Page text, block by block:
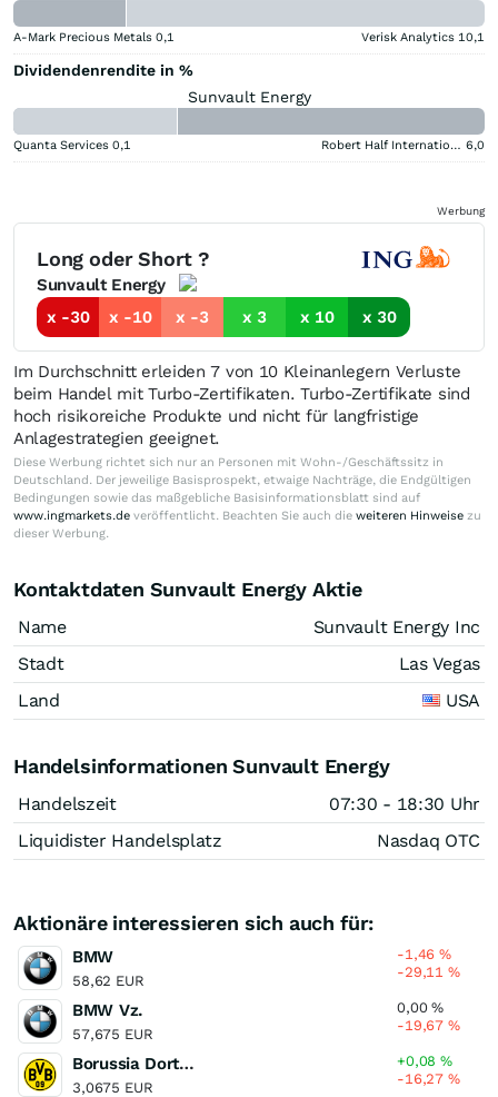
A-Mark Precious Metals 0,1 Verisk Analytics 10,1
Dividendenrendite in %
Sunvault Energy
Quanta Services 0,1 Robert Half International 6,0
Werbung
Long oder Short ?
Sunvault Energy
x -30
x -10 x -3 x 3 x 10 x 30
Im Durchschnitt erleiden 7 von 10 Kleinanlegern Verluste
beim Handel mit Turbo-Zertifikaten. Turbo-Zertifikate sind
hoch risikoreiche Produkte und nicht für langfristige
Anlagestrategien geeignet.
Diese Werbung richtet sich nur an Personen mit Wohn-/Geschäftssitz in
Deutschland. Der jeweilige Basisprospekt, etwaige Nachträge, die Endgültigen
Bedingungen sowie das maßgebliche Basisinformationsblatt sind auf
www.ingmarkets.de veröffentlicht. Beachten Sie auch die weiteren Hinweise zu
dieser Werbung.
Kontaktdaten Sunvault Energy Aktie
Name
Sunvault Energy Inc
Stadt
Las Vegas
Land
USA
Handelsinformationen Sunvault Energy
Handelszeit
07:30 - 18:30 Uhr
Liquidister Handelsplatz
Nasdaq OTC
Aktionäre interessieren sich auch für:
BMW
58,62 EUR
-1,46%
-29,11%
BMW Vz.
57,675 EUR
0,00%
-19,67%
Borussia Dortmund
3,0675 EUR
+0,08%
-16,27%